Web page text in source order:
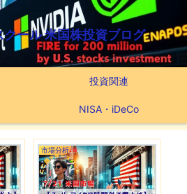
ール 米国株投資ブログ
投資関連
NISA・iDeCo
市場分析